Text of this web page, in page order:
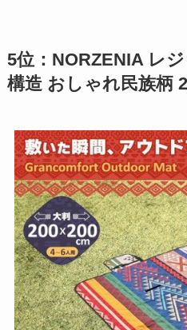
5位：NORZENIA レ
構造 おしゃれ民族柄